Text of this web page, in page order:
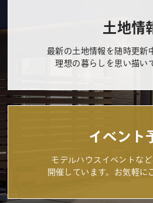
土地情
最新の土地情報を随時更新
理想の暮らしを思い描い
イベント
モデルハウスイベントな
開催しています。お気軽に